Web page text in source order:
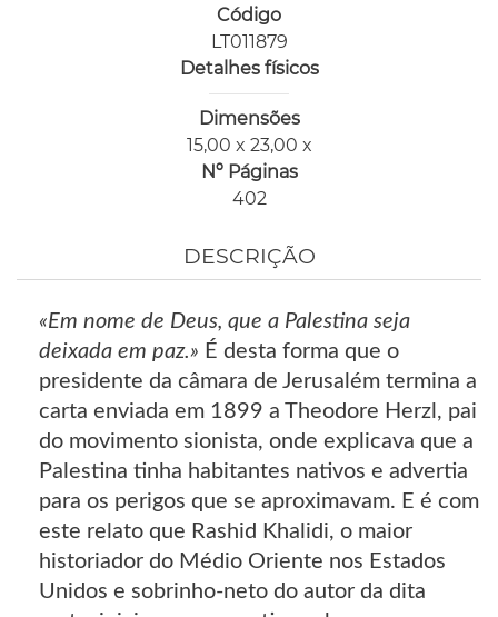
Código
LT011879
Detalhes físicos
Dimensões
15,00 x 23,00 x
Nº Páginas
402
DESCRIÇÃO
«Em nome de Deus, que a Palestina seja
deixada em paz.» É desta forma que o
presidente da câmara de Jerusalém termina a
carta enviada em 1899 a Theodore Herzl, pai
do movimento sionista, onde explicava que a
Palestina tinha habitantes nativos e advertia
para os perigos que se aproximavam. E é com
este relato que Rashid Khalidi, o maior
historiador do Médio Oriente nos Estados
Unidos e sobrinho-neto do autor da dita